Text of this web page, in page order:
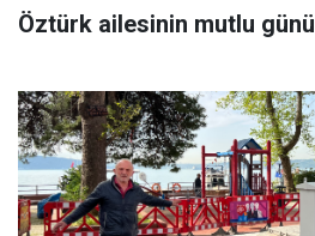
Öztürk ailesinin mutlu günü